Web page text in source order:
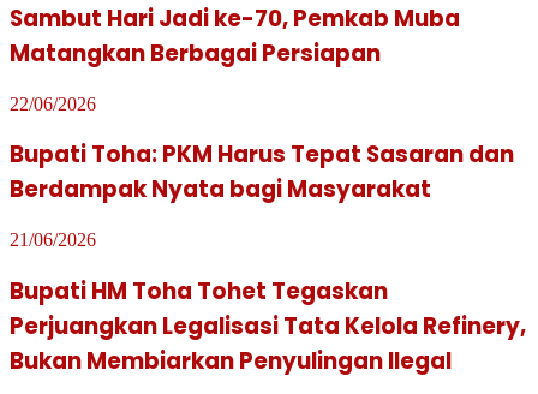
Sambut Hari Jadi ke-70, Pemkab Muba
Matangkan Berbagai Persiapan
22/06/2026
Bupati Toha: PKM Harus Tepat Sasaran dan
Berdampak Nyata bagi Masyarakat
21/06/2026
Bupati HM Toha Tohet Tegaskan
Perjuangkan Legalisasi Tata Kelola Refinery,
Bukan Membiarkan Penyulingan Ilegal